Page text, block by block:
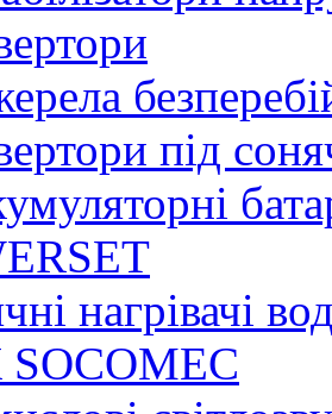
під
нагрівачі